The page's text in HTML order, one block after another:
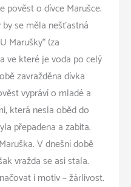
pověst o dívce Marušce.
se měla nešťastná
Marušky“ (za
ve které je voda po celý
zavražděna dívka
vypráví o mladé a
která nesla oběd do
přepadena a zabita.
V dnešní době
vražda se asi stala.
i motiv – žárlivost.